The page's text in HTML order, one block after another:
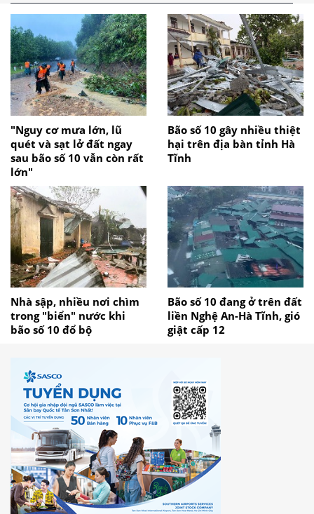
"Nguy cơ mưa lớn, lũ
quét và sạt lở đất ngay
sau bão số 10 vẫn còn rất
lớn"
Bão số 10 gây nhiều thiệt
hại trên địa bàn tỉnh Hà
Tĩnh
Nhà sập, nhiều nơi chìm
trong "biển" nước khi
bão số 10 đổ bộ
Bão số 10 đang ở trên đất
liền Nghệ An-Hà Tĩnh, gió
giật cấp 12